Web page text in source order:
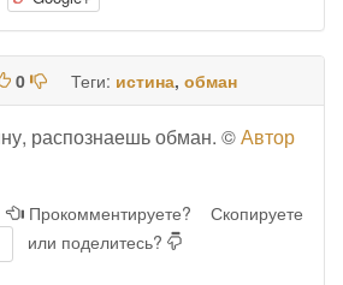
0 Теги: истина, обман
распознаешь обман. ©Автор
Прокомментируете?
Скопируете
или поделитесь?